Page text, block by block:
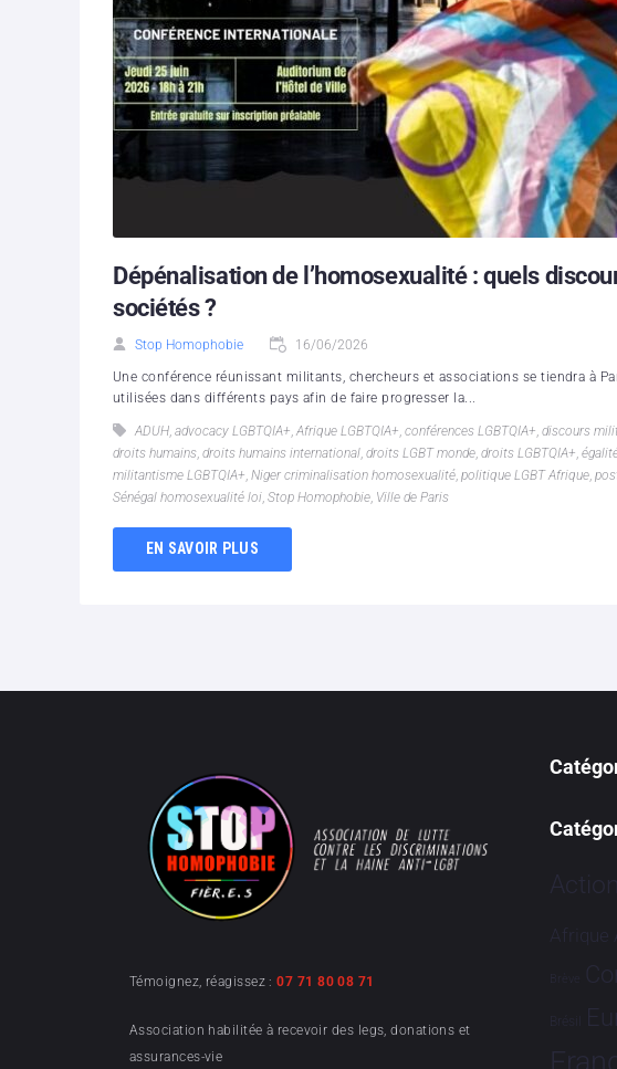
Dépénalisation de l’homosexualité : quels
sociétés ?
Stop Homophobie 16/06/2026
Une conférence réunissant militants, chercheurs et associations se tiendra à
utilisées dans différents pays afin de faire progresser la...
ADUH, advocacy LGBTQIA+, Afrique LGBTQIA+, conférences LGBTQIA+, discours
droits humains, droits humains international, droits LGBT monde, droits LGBTQIA+,
militantisme LGBTQIA+, Niger criminalisation homosexualité, politique LGBT Afrique,
Sénégal homosexualité loi, Stop Homophobie, Ville de Paris
EN SAVOIR PLUS
Témoignez, réagissez :07 71 80 08 71
Association habilitée à recevoir des legs, donations et
assurances-vie
Afrique
Brève
Brésil